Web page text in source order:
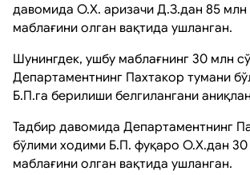
давомида О.Х. аризачи Д.З.дан 85 млн
маблағини олган вақтида ушланган.
Шунингдек, ушбу маблағнинг 30 млн
Департаментнинг Пахтакор тумани
Б.П.га берилиши белгилангани
Тадбир давомида Департаментнинг
бўлими ходими Б.П. фуқаро О.Х.дан
маблағини олган вақтида ушланган.